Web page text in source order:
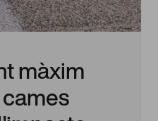
màxim